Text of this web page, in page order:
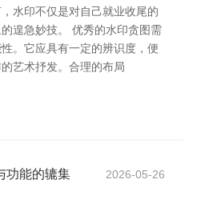
水印不仅是对自己就业收尾的
遑急妙技。 优秀的水印贪图需
。它应具有一定的辨识度，便
艺术抒发。合理的布局
功能的辘集 2026-05-26